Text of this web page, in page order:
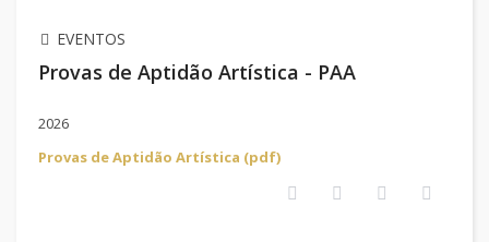
EVENTOS
Provas de Aptidão Artística - PAA
2026
Provas de Aptidão Artística (pdf)